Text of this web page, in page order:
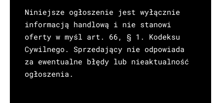
Niniejsze ogłoszenie jest wyłącznie
informacją handlową i nie stanowi
oferty w myśl art. 66, § 1. Kodeksu
Cywilnego. Sprzedający nie odpowiada
za ewentualne błędy lub nieaktualność
ogłoszenia.